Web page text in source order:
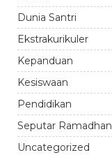
Dunia Santri
Ekstrakurikuler
Kepanduan
Kesiswaan
Pendidikan
Seputar Ramadhan
Uncategorized